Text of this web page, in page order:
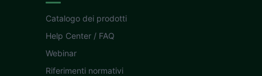
Catalogo dei prodotti
Help Center / FAQ
Webinar
Riferimenti normativi